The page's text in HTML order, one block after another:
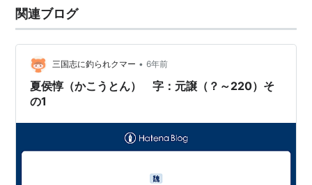
関連ブログ
三国志に釣られクマー • 6年前
夏侯惇（かこうとん） 字：元譲（？～220）そ
の1